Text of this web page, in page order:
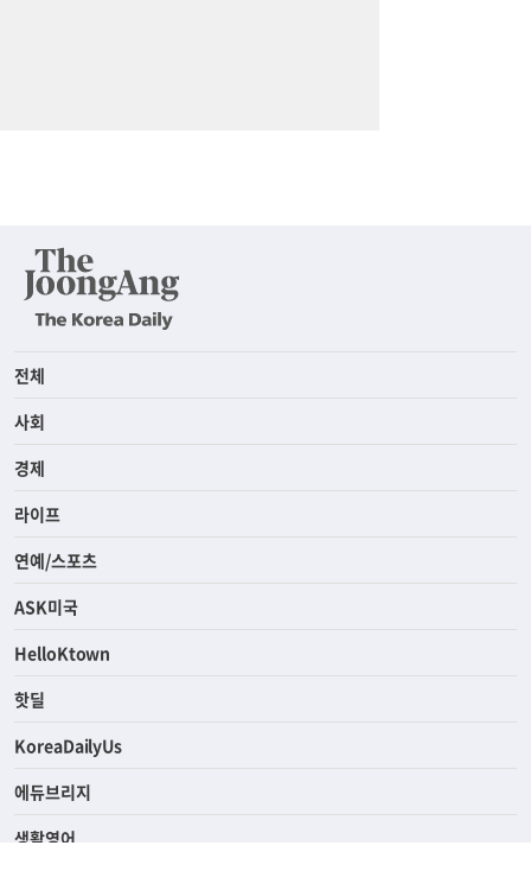
전체
사회
경제
라이프
연예/스포츠
ASK미국
HelloKtown
핫딜
KoreaDailyUs
에듀브리지